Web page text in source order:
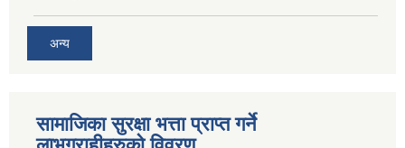
अन्य
सामाजिका सुरक्षा भत्ता प्राप्त गर्ने